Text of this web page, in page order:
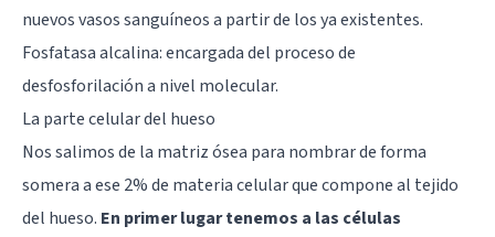
nuevos vasos sanguíneos a partir de los ya existentes.
Fosfatasa alcalina: encargada del proceso de
desfosforilación a nivel molecular.
La parte celular del hueso
Nos salimos de la matriz ósea para nombrar de forma
somera a ese 2% de materia celular que compone al tejido
del hueso. En primer lugar tenemos a las células